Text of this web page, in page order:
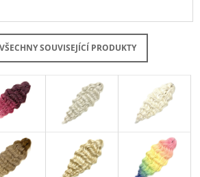
SOUVISEJÍCÍ PRODUKTY